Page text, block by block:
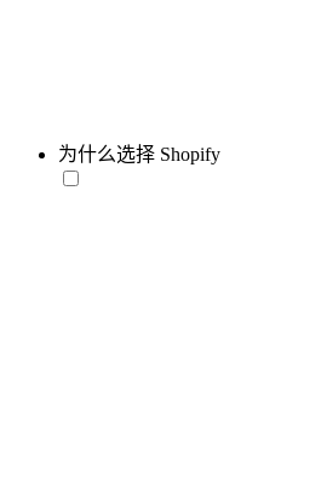
为什么选择 Shopify